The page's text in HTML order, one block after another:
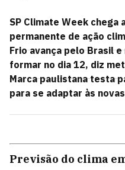
SP Climate Week
permanente de ação
Frio avança pelo Brasil
formar no dia 12, diz
Marca paulistana testa
para se adaptar às
Previsão do clima